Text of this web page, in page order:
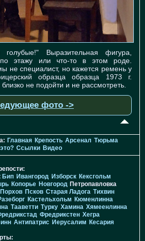
Выразительная фигура,
этажу или что-то в этом роде.
не специалист, но кажется ремень у
образца образца 1973 г.
не подойти и не рассмотреть.
фото ->
Главная Крепость Арсенал Тюрьма
Ссылки Видео
Бип Ивангород Изборск Кексгольм
Копорье Новгород Петропавловка
Порхов Псков Старая Ладога Тихвин
Кастельхольм Кюменлинна
Тааветти Турку Хамина Хямеенлинна
Фредрикстен Хегра
Антипатрис Иерусалим Кесария